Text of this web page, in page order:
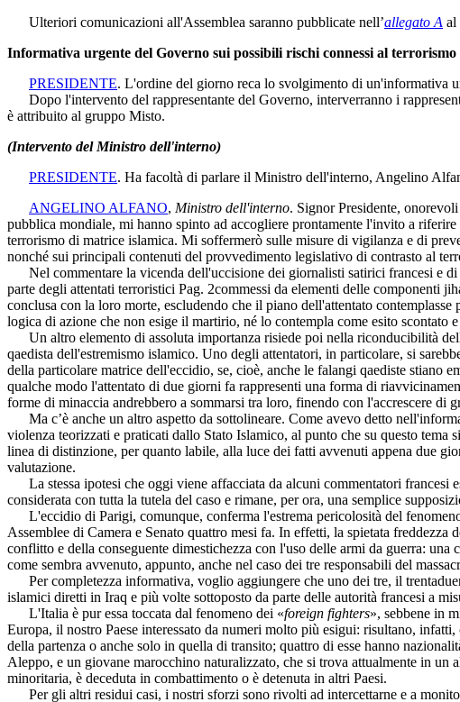
Ulteriori comunicazioni all'Assemblea saranno pubblicate nell’allegato A al
Informativa urgente del Governo sui possibili rischi connessi al
PRESIDENTE. L'ordine del giorno reca lo svolgimento di un'informativa
Dopo l'intervento del rappresentante del Governo, interverranno i
è attribuito al gruppo Misto.
(Intervento del Ministro dell'interno)
PRESIDENTE. Ha facoltà di parlare il Ministro dell'interno, Angelino
ANGELINO ALFANO, Ministro dell'interno. Signor Presidente,
pubblica mondiale, mi hanno spinto ad accogliere prontamente l'invito a
terrorismo di matrice islamica. Mi soffermerò sulle misure di vigilanza e di
nonché sui principali contenuti del provvedimento legislativo di contrasto al
Nel commentare la vicenda dell'uccisione dei giornalisti satirici francesi e di
parte degli attentati terroristici Pag. 2commessi da elementi delle componenti
conclusa con la loro morte, escludendo che il piano dell'attentato
logica di azione che non esige il martirio, né lo contempla come esito scontato
Un altro elemento di assoluta importanza risiede poi nella riconducibilità
qaedista dell'estremismo islamico. Uno degli attentatori, in particolare, si
della particolare matrice dell'eccidio, se, cioè, anche le falangi qaediste stiano
qualche modo l'attentato di due giorni fa rappresenti una forma di
forme di minaccia andrebbero a sommarsi tra loro, finendo con l'accrescere di
Ma c’è anche un altro aspetto da sottolineare. Come avevo detto
violenza teorizzati e praticati dallo Stato Islamico, al punto che su questo
linea di distinzione, per quanto labile, alla luce dei fatti avvenuti appena due
valutazione.
La stessa ipotesi che oggi viene affacciata da alcuni commentatori francesi
considerata con tutta la tutela del caso e rimane, per ora, una semplice
L'eccidio di Parigi, comunque, conferma l'estrema pericolosità del
Assemblee di Camera e Senato quattro mesi fa. In effetti, la spietata
conflitto e della conseguente dimestichezza con l'uso delle armi da guerra:
come sembra avvenuto, appunto, anche nel caso dei tre responsabili del
Per completezza informativa, voglio aggiungere che uno dei tre, il
islamici diretti in Iraq e più volte sottoposto da parte delle autorità francesi a
L'Italia è pur essa toccata dal fenomeno dei «foreign fighters», sebbene in
Europa, il nostro Paese interessato da numeri molto più esigui: risultano,
della partenza o anche solo in quella di transito; quattro di esse hanno
Aleppo, e un giovane marocchino naturalizzato, che si trova attualmente in un
minoritaria, è deceduta in combattimento o è detenuta in altri Paesi.
Per gli altri residui casi, i nostri sforzi sono rivolti ad intercettarne e a